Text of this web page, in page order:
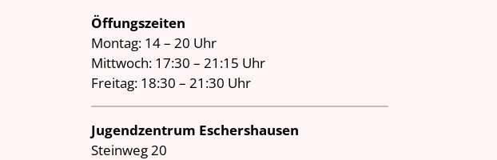
Öffungszeiten
Montag: 14 – 20 Uhr
Mittwoch: 17:30 – 21:15 Uhr
Freitag: 18:30 – 21:30 Uhr
Jugendzentrum Eschershausen
Steinweg 20